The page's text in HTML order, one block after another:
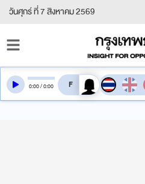
วันศุกร์ ที่ 7 สิงหาคม 2569
0:00/0:00 สลับเสียงอ่าน